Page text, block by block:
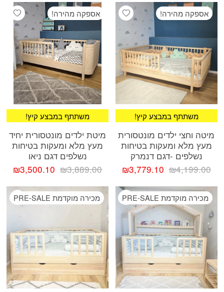
היה:
₪4,889.00.
הוא:
₪4,400.10.
היה:
₪4,589.00.
Add wishlist אספקה מהירה!
!משתתף במבצע קיץ
מיטה וחצי ילדים מונטסורית
מעץ מלא ומעקות בטיחות
נשלפים -דגם דנמרק
₪4,199.00
המחיר
היה:
₪4,199.00.
₪3,779.10
המחיר
הוא:
₪3,779.10.
אספקה מהירה!
!משתתף במבצע קיץ
מיטת ילדים מונטסורית יחיד
מעץ מלא ומעקות בטיחות
נשלפים דגם ניאו
₪3,889.00
המחיר
היה:
₪3,889.00.
₪3,500.10
Add wishlist מכירה מוקדמת PRE-SALE מכירה מוקדמת PRE-SALE